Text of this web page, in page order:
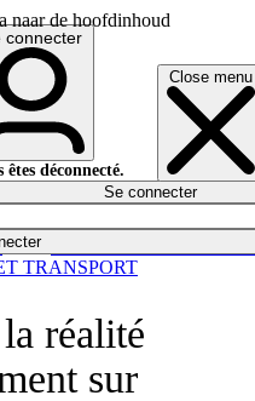
naar de hoofdinhoud
Close menu
connecter
êtes déconnecté.
Se connecter
réalité
sur
TRANSPORT